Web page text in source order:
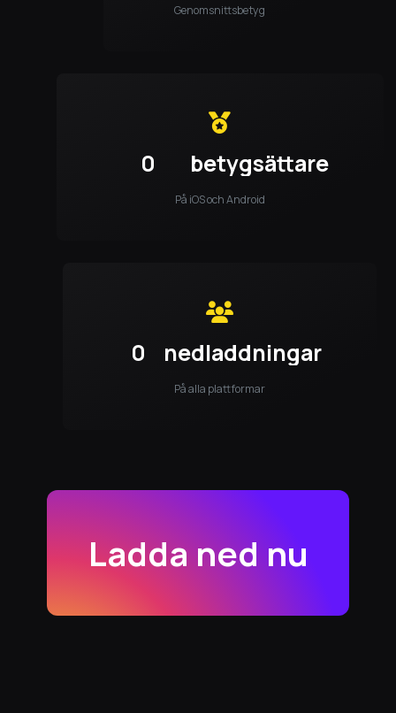
Genomsnittsbetyg
0 betygsättare
På iOS och Android
0 nedladdningar
På alla plattformar
Ladda ned nu